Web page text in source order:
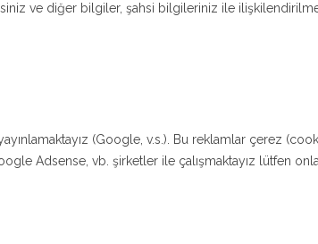
ve diğer bilgiler, şahsi bilgileriniz ile
(Google, v.s.). Bu reklamlar çerez
Adsense, vb. şirketler ile çalışmaktayız lütfen